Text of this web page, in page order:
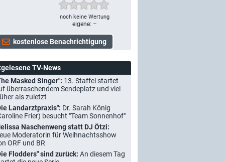
noch keine Wertung
eigene: –
TV-News
Masked Singer": 13. Staffel startet
überraschendem Sendeplatz und viel
als zuletzt
Landarztpraxis": Dr. Sarah König
Frier) besucht "Team Sonnenhof"
Naschenweng statt DJ Ötzi:
Moderatorin für Weihnachtsshow
ORF und BR
Flodders" sind zurück: An diesem Tag